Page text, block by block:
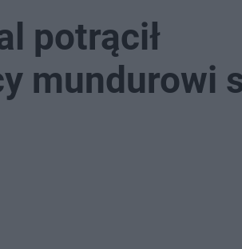
potrącił
mundurowi